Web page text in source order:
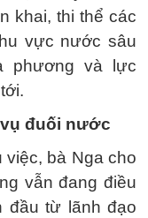
khai, thi thể các
vực nước sâu
phương và lực
đuối nước
việc, bà Nga cho
vẫn đang điều
đầu từ lãnh đạo